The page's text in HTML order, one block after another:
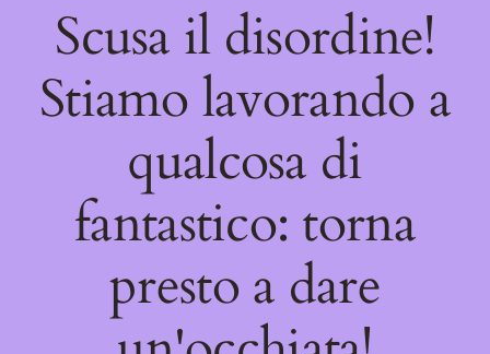
Scusa il disordine!
Stiamo lavorando a
qualcosa di
fantastico: torna
presto a dare